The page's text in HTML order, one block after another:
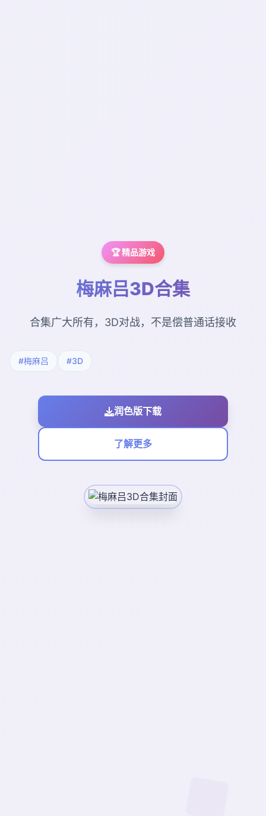
🏆 精品游戏
梅麻吕3D合集
合集广大所有，3D对战，不是偿普通话接收
#梅麻吕 #3D
润色版下载
了解更多